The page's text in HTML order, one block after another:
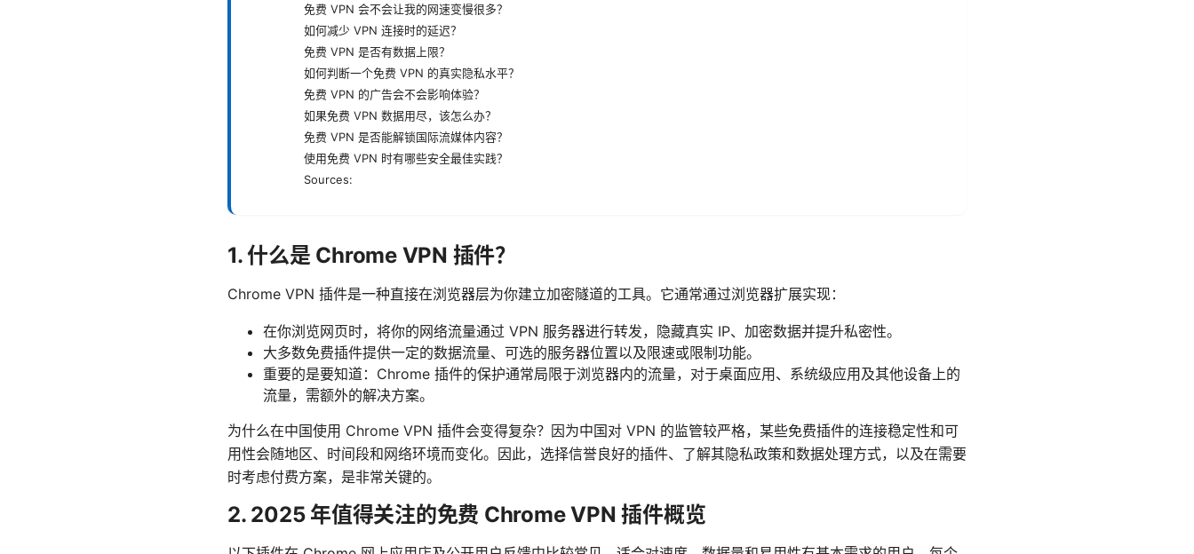
免费 VPN 会不会让我的网速变慢很多？
如何减少 VPN 连接时的延迟？
免费 VPN 是否有数据上限？
如何判断一个免费 VPN 的真实隐私水平？
免费 VPN 的广告会不会影响体验？
如果免费 VPN 数据用尽，该怎么办？
免费 VPN 是否能解锁国际流媒体内容？
使用免费 VPN 时有哪些安全最佳实践？
Sources:
1. 什么是 Chrome VPN 插件？
Chrome VPN 插件是一种直接在浏览器层为你建立加密隧道的工具。它通常通过浏览器扩展实现：
在你浏览网页时，将你的网络流量通过 VPN 服务器进行转发，隐藏真实 IP、加密数据并提升私密性。
大多数免费插件提供一定的数据流量、可选的服务器位置以及限速或限制功能。
重要的是要知道：Chrome 插件的保护通常局限于浏览器内的流量，对于桌面应用、系统级应用及其他设备上的
流量，需额外的解决方案。
为什么在中国使用 Chrome VPN 插件会变得复杂？因为中国对 VPN 的监管较严格，某些免费插件的连接稳定性和可
用性会随地区、时间段和网络环境而变化。因此，选择信誉良好的插件、了解其隐私政策和数据处理方式，以及在需要
时考虑付费方案，是非常关键的。
2. 2025 年值得关注的免费 Chrome VPN 插件概览